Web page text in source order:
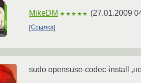
MikeDM ★★★★★ (27.01.2009
Ссылка
sudo opensuse-codec-install